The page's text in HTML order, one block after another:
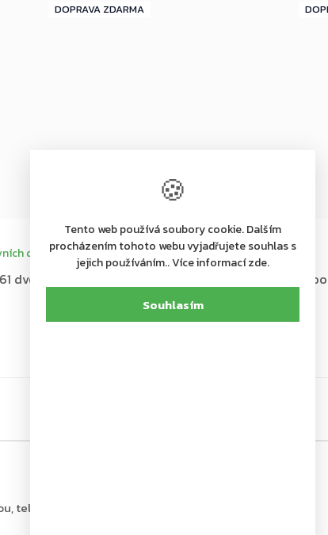
🍪
Tento web používá soubory cookie. Dalším
procházením tohoto webu vyjadřujete souhlas s
jejich používáním.. Více informací zde.
Souhlasím
ZDARMA
dveřní koordinátor, bílý
dní
ASSA ABLOY G461 dveřní
Dodání 4-7 pracovních dní
+ další
tel.: +420 226 806 200